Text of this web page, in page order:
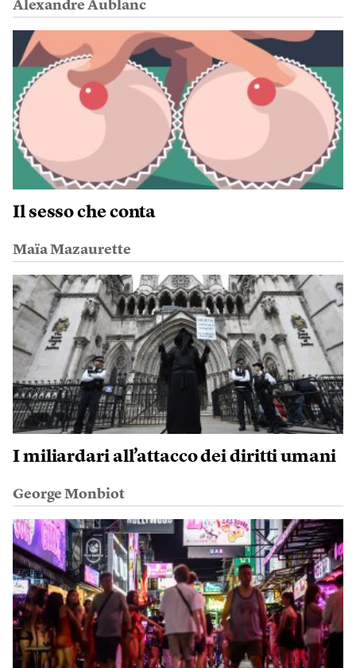
Alexandre Aublanc
Il sesso che conta
Maïa Mazaurette
I miliardari all’attacco dei diritti umani
George Monbiot